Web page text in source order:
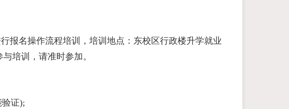
报名操作流程培训，培训地点：东校区行政楼升学就业
培训，请准时参加。
证);